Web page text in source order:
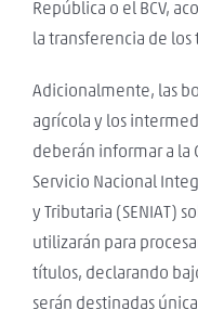
República o el BCV,
la transferencia de
Adicionalmente, las
agrícola y los
deberán informar a la
Servicio Nacional
y Tributaria (SENIAT)
utilizarán para
títulos, declarando
serán destinadas